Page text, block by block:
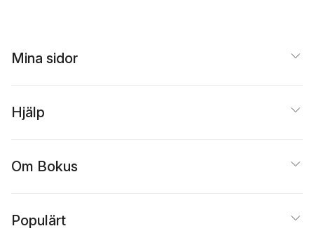
Mina sidor
Hjälp
Om Bokus
Populärt